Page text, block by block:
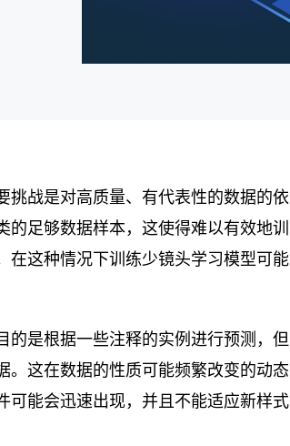
挑战是对高质量、有代表性的数据的依
足够数据样本，这使得难以有效地训
在这种情况下训练少镜头学习模型可能
的是根据一些注释的实例进行预测，但
。这在数据的性质可能频繁改变的动态
可能会迅速出现，并且不能适应新样式